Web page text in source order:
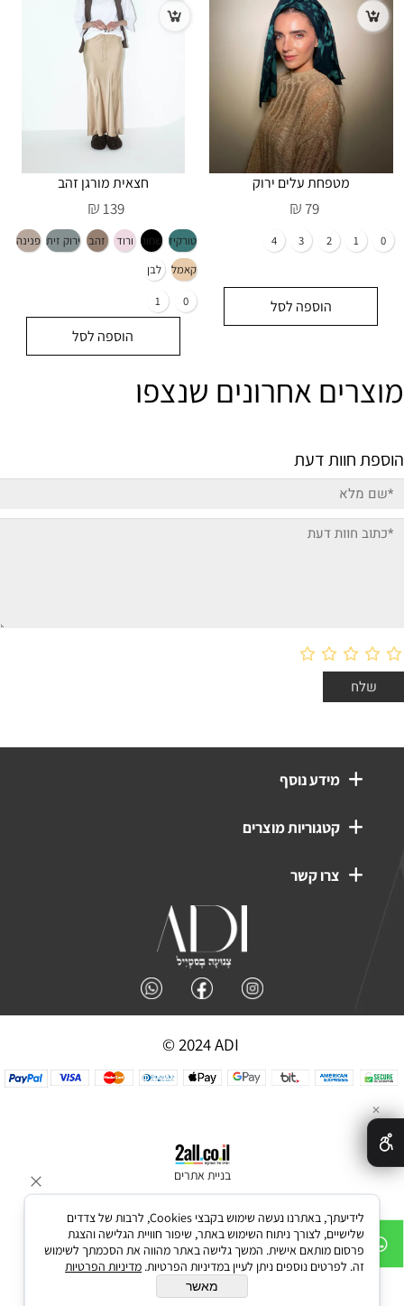
מטפחת עלים ירוק
₪79
3
4
הוספה לסל
חצאית מורגן זהב
₪139
טורקיז שחור ורוד זהב ירוק זית פנינה
קאמל
לבן
הוספה לסל
מוצרים אחרונים שנצפו
הוספת חוות דעת
מידע נוסף
קטגוריות מוצרים
צרו קשר
© 2024 ADI
בניית אתרים
✕
לידיעתך, באתרנו נעשה שימוש בקבצי Cookies, לרבות של צדדים
שלישיים, לצורך ניתוח השימוש באתר, שיפור חוויית הגלישה והצגת
פרסום מותאם אישית. המשך גלישה באתר מהווה את הסכמתך לשימוש
זה. לפרטים נוספים ניתן לעיין במדיניות הפרטיות. מדיניות הפרטיות
מאשר